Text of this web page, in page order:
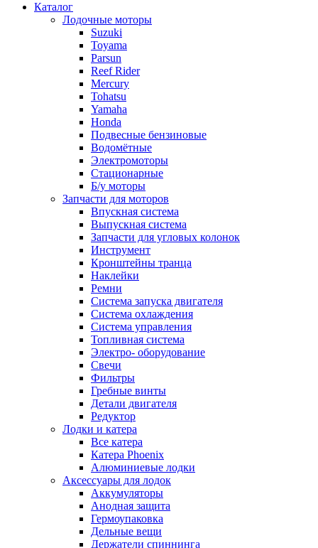
Каталог
Лодочные моторы
Suzuki
Toyama
Parsun
Reef Rider
Mercury
Tohatsu
Yamaha
Honda
Подвесные бензиновые
Водомётные
Электромоторы
Стационарные
Б/у моторы
Запчасти для моторов
Впускная система
Выпускная система
Запчасти для угловых колонок
Инструмент
Кронштейны транца
Наклейки
Ремни
Система запуска двигателя
Система охлаждения
Система управления
Топливная система
Электро- оборудование
Свечи
Фильтры
Гребные винты
Детали двигателя
Редуктор
Лодки и катера
Все катера
Катера Phoenix
Алюминиевые лодки
Аксессуары для лодок
Аккумуляторы
Анодная защита
Гермоупаковка
Дельные вещи
Держатели спиннинга